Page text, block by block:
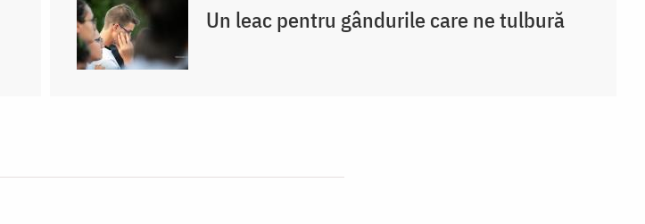
Un leac pentru gândurile care ne tulbură